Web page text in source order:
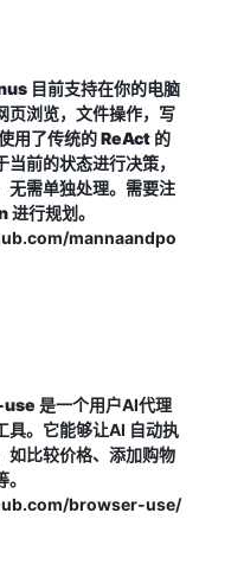
目前支持在你的电脑
页浏览，文件操作，写
用了传统的 ReAct 的
前的状态进行决策，
无需单独处理。需要注
行规划。
mannaandpo
是一个用户AI代理
具。它能够让AI 自动执
如比较价格、添加购物
browser-use/